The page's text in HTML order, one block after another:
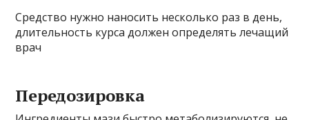
Средство нужно наносить несколько раз в день,
длительность курса должен определять лечащий
врач
Передозировка